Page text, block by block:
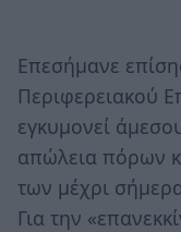
Επεσήμανε
Περιφερειακού
εγκυμονεί
απώλεια πόρων
των μέχρι
Για την